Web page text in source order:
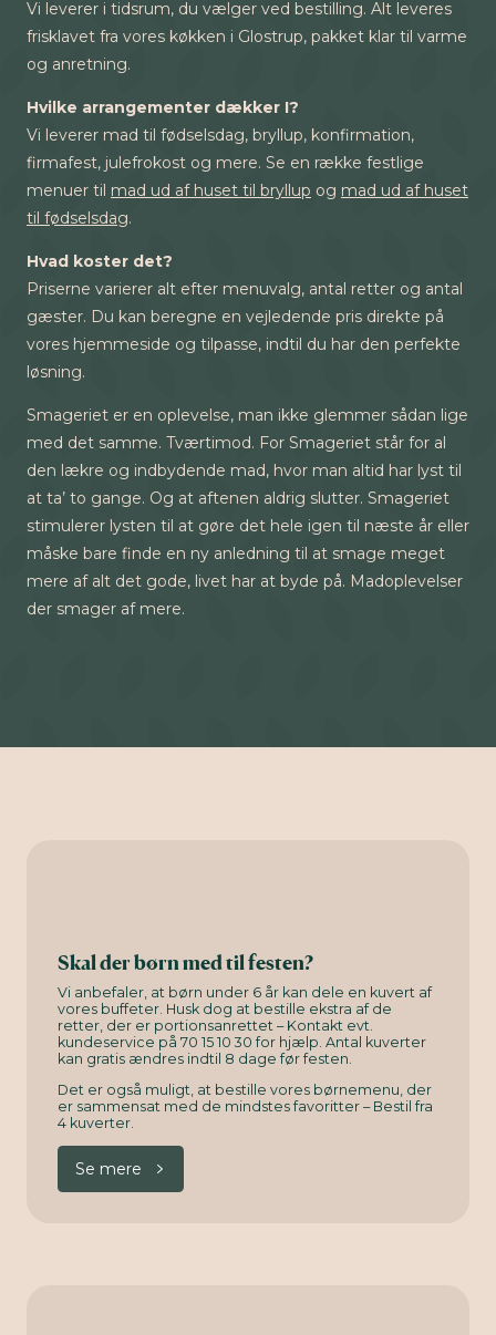
Vi leverer i tidsrum, du vælger ved bestilling. Alt leveres
frisklavet fra vores køkken i Glostrup, pakket klar til varme
og anretning.
Hvilke arrangementer dækker I?
Vi leverer mad til fødselsdag, bryllup, konfirmation,
firmafest, julefrokost og mere. Se en række festlige
menuer til mad ud af huset til bryllup og mad ud af huset
til fødselsdag.
Hvad koster det?
Priserne varierer alt efter menuvalg, antal retter og antal
gæster. Du kan beregne en vejledende pris direkte på
vores hjemmeside og tilpasse, indtil du har den perfekte
løsning.
Smageriet er en oplevelse, man ikke glemmer sådan lige
med det samme. Tværtimod. For Smageriet står for al
den lækre og indbydende mad, hvor man altid har lyst til
at ta’ to gange. Og at aftenen aldrig slutter. Smageriet
stimulerer lysten til at gøre det hele igen til næste år eller
måske bare finde en ny anledning til at smage meget
mere af alt det gode, livet har at byde på. Madoplevelser
der smager af mere.
Skal der børn med til festen?
Vi anbefaler, at børn under 6 år kan dele en kuvert af
vores buffeter. Husk dog at bestille ekstra af de
retter, der er portionsanrettet – Kontakt evt.
kundeservice på 70 15 10 30 for hjælp. Antal kuverter
kan gratis ændres indtil 8 dage før festen.
Det er også muligt, at bestille vores børnemenu, der
er sammensat med de mindstes favoritter – Bestil fra
4 kuverter.
Se mere